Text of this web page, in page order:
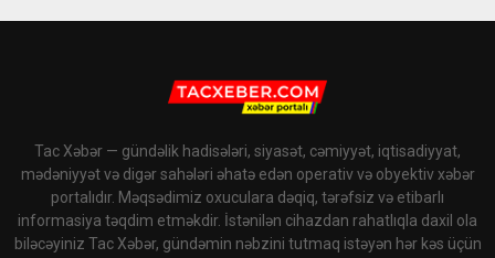
Tac Xəbər — gündəlik hadisələri, siyasət, cəmiyyət, iqtisadiyyat,
mədəniyyət və digər sahələri əhatə edən operativ və obyektiv xəbər
portalıdır. Məqsədimiz oxuculara dəqiq, tərəfsiz və etibarlı
informasiya təqdim etməkdir. İstənilən cihazdan rahatlıqla daxil ola
biləcəyiniz Tac Xəbər, gündəmin nəbzini tutmaq istəyən hər kəs üçün